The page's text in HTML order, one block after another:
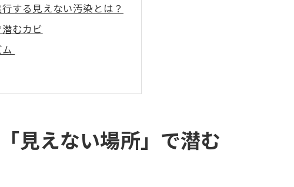
する見えない汚染とは？
むカビ
ム
にあった
の危険度
見えない場所」で潜む